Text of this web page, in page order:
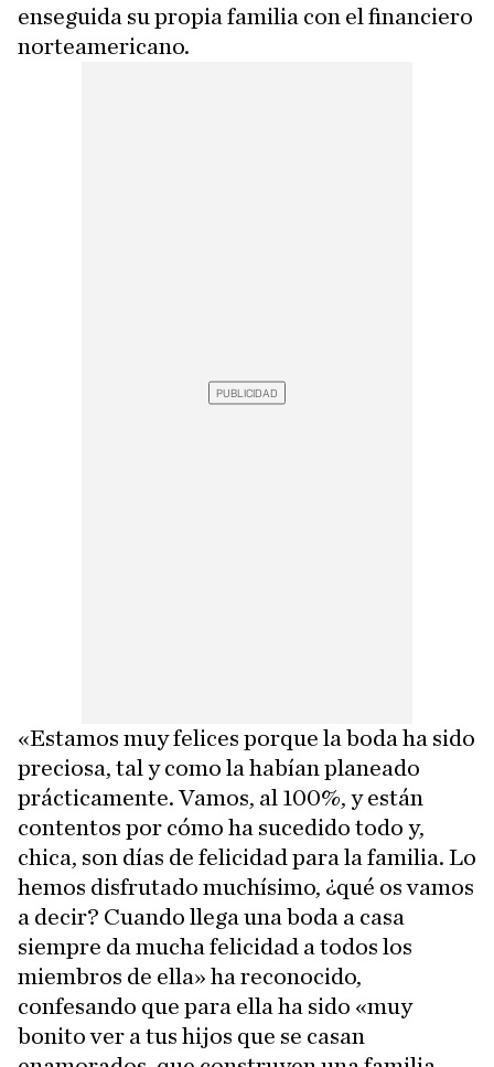
enseguida su propia familia con el financiero
norteamericano.
«Estamos muy felices porque la boda ha sido
preciosa, tal y como la habían planeado
prácticamente. Vamos, al 100%, y están
contentos por cómo ha sucedido todo y,
chica, son días de felicidad para la familia. Lo
hemos disfrutado muchísimo, ¿qué os vamos
a decir? Cuando llega una boda a casa
siempre da mucha felicidad a todos los
miembros de ella» ha reconocido,
confesando que para ella ha sido «muy
bonito ver a tus hijos que se casan